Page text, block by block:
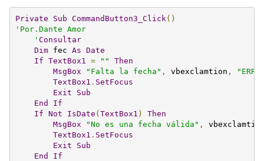
Private Sub CommandButton3_Click ()
'Por.Dante Amor
'Consultar
Dim fec As
Date
If
TextBox1 = ""
Then
MsgBox
"Falta la fecha" , vbexclamtion ,
TextBox1 . SetFocus
Exit
Sub
End
If
If
Not IsDate (TextBox1 )
Then
MsgBox
"No es una fecha válida" ,
TextBox1 . SetFocus
Exit
Sub
End
If